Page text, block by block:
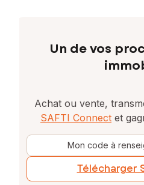
Un de vos
Achat ou vente,
SAFTI Connect et
Mon code à
Télécharger